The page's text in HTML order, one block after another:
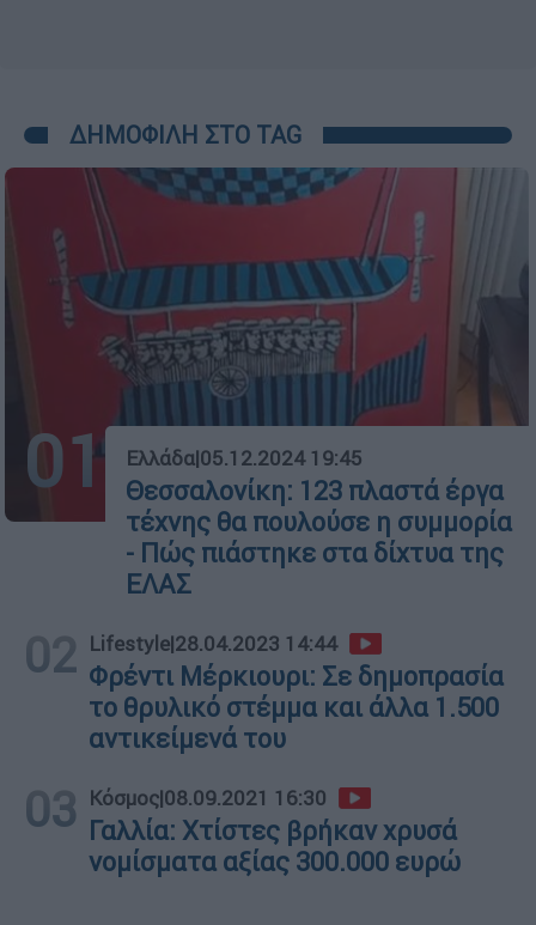
ΔΗΜΟΦΙΛΗ ΣΤΟ TAG
01 Ελλάδα|05.12.2024 19:45
Θεσσαλονίκη: 123 πλαστά έργα
τέχνης θα πουλούσε η συμμορία
- Πώς πιάστηκε στα δίχτυα της
ΕΛΑΣ
02 Lifestyle|28.04.2023 14:44
Φρέντι Μέρκιουρι: Σε δημοπρασία
το θρυλικό στέμμα και άλλα 1.500
αντικείμενά του
03 Κόσμος|08.09.2021 16:30
Γαλλία: Χτίστες βρήκαν χρυσά
νομίσματα αξίας 300.000 ευρώ